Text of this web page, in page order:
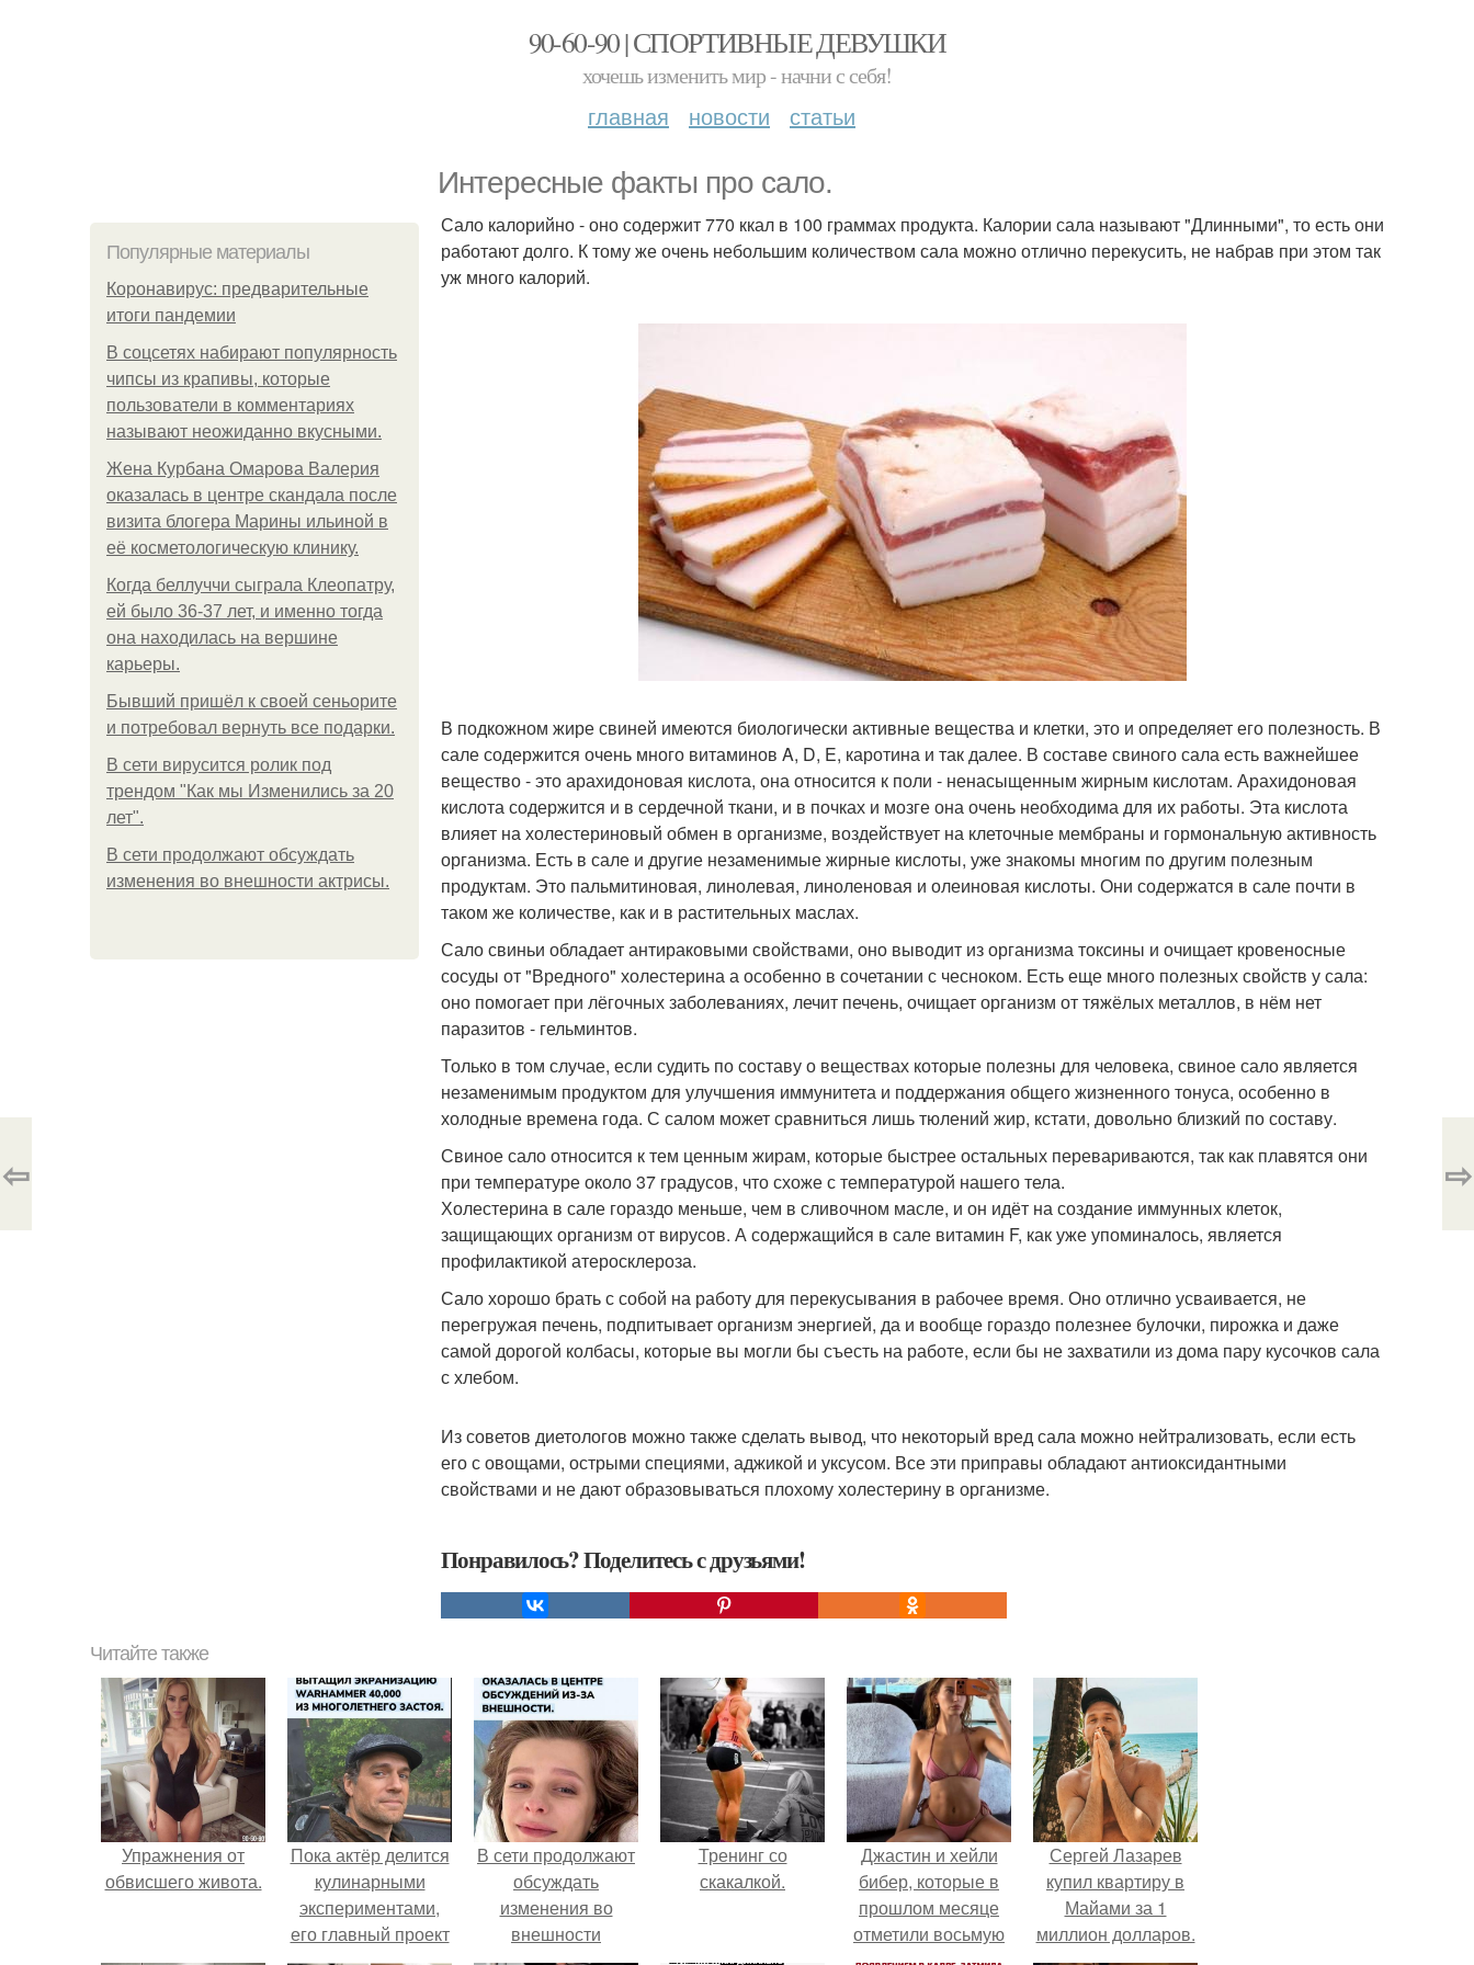
90-60-90 | СПОРТИВНЫЕ ДЕВУШКИ
хочешь изменить мир - начни с себя!
главная новости статьи
Интересные факты про сало.
Популярные материалы
Коронавирус: предварительные
итоги пандемии
В соцсетях набирают популярность
чипсы из крапивы, которые
пользователи в комментариях
называют неожиданно вкусными.
Жена Курбана Омарова Валерия
оказалась в центре скандала после
визита блогера Марины ильиной в
её косметологическую клинику.
Когда беллуччи сыграла Клеопатру,
ей было 36-37 лет, и именно тогда
она находилась на вершине
карьеры.
Бывший пришёл к своей сеньорите
и потребовал вернуть все подарки.
В сети вирусится ролик под
трендом "Как мы Изменились за 20
лет".
В сети продолжают обсуждать
изменения во внешности актрисы.
Сало калорийно - оно содержит 770 ккал в 100 граммах продукта. Калории сала называют "Длинными", то есть они
работают долго. К тому же очень небольшим количеством сала можно отлично перекусить, не набрав при этом так
уж много калорий.
В подкожном жире свиней имеются биологически активные вещества и клетки, это и определяет его полезность. В
сале содержится очень много витаминов A, D, E, каротина и так далее. В составе свиного сала есть важнейшее
вещество - это арахидоновая кислота, она относится к поли - ненасыщенным жирным кислотам. Арахидоновая
кислота содержится и в сердечной ткани, и в почках и мозге она очень необходима для их работы. Эта кислота
влияет на холестериновый обмен в организме, воздействует на клеточные мембраны и гормональную активность
организма. Есть в сале и другие незаменимые жирные кислоты, уже знакомы многим по другим полезным
продуктам. Это пальмитиновая, линолевая, линоленовая и олеиновая кислоты. Они содержатся в сале почти в
таком же количестве, как и в растительных маслах.
Сало свиньи обладает антираковыми свойствами, оно выводит из организма токсины и очищает кровеносные
сосуды от "Вредного" холестерина а особенно в сочетании с чесноком. Есть еще много полезных свойств у сала:
оно помогает при лёгочных заболеваниях, лечит печень, очищает организм от тяжёлых металлов, в нём нет
паразитов - гельминтов.
Только в том случае, если судить по составу о веществах которые полезны для человека, свиное сало является
незаменимым продуктом для улучшения иммунитета и поддержания общего жизненного тонуса, особенно в
холодные времена года. С салом может сравниться лишь тюлений жир, кстати, довольно близкий по составу.
Свиное сало относится к тем ценным жирам, которые быстрее остальных перевариваются, так как плавятся они
при температуре около 37 градусов, что схоже с температурой нашего тела.
Холестерина в сале гораздо меньше, чем в сливочном масле, и он идёт на создание иммунных клеток,
защищающих организм от вирусов. А содержащийся в сале витамин F, как уже упоминалось, является
профилактикой атеросклероза.
Сало хорошо брать с собой на работу для перекусывания в рабочее время. Оно отлично усваивается, не
перегружая печень, подпитывает организм энергией, да и вообще гораздо полезнее булочки, пирожка и даже
самой дорогой колбасы, которые вы могли бы съесть на работе, если бы не захватили из дома пару кусочков сала
с хлебом.
Из советов диетологов можно также сделать вывод, что некоторый вред сала можно нейтрализовать, если есть
его с овощами, острыми специями, аджикой и уксусом. Все эти приправы обладают антиоксидантными
свойствами и не дают образовываться плохому холестерину в организме.
Понравилось? Поделитесь с друзьями!
⇦ ⇨
Читайте также
Упражнения от
обвисшего живота.
Пока актёр делится
кулинарными
экспериментами,
его главный проект
В сети продолжают
обсуждать
изменения во
внешности
Тренинг со
скакалкой.
Джастин и хейли
бибер, которые в
прошлом месяце
отметили восьмую
Сергей Лазарев
купил квартиру в
Майами за 1
миллион долларов.